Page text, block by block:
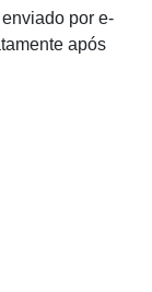
por e-
após